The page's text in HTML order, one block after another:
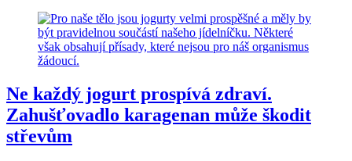
Ne každý jogurt prospívá zdraví.
Zahušťovadlo karagenan může škodit
střevům